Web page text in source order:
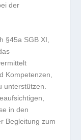
der
§45a SGB XI,
Kompetenzen,
unterstützen.
in den
Begleitung zum